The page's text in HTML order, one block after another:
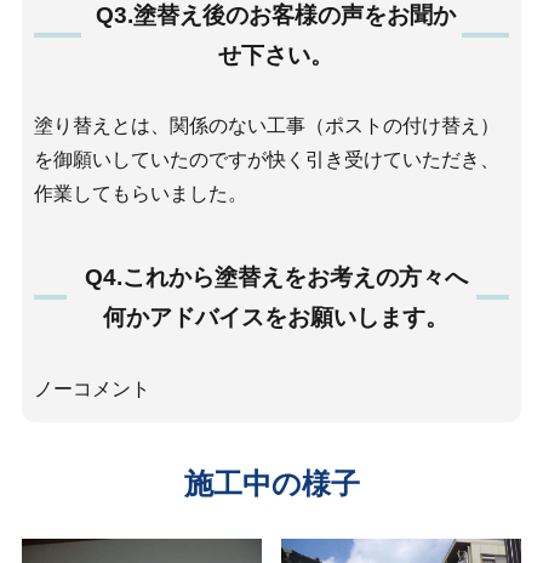
Q3.塗替え後のお客様の声をお聞か
せ下さい。
塗り替えとは、関係のない工事（ポストの付け替え）
を御願いしていたのですが快く引き受けていただき、
作業してもらいました。
Q4.これから塗替えをお考えの方々へ
何かアドバイスをお願いします。
ノーコメント
施工中の様子